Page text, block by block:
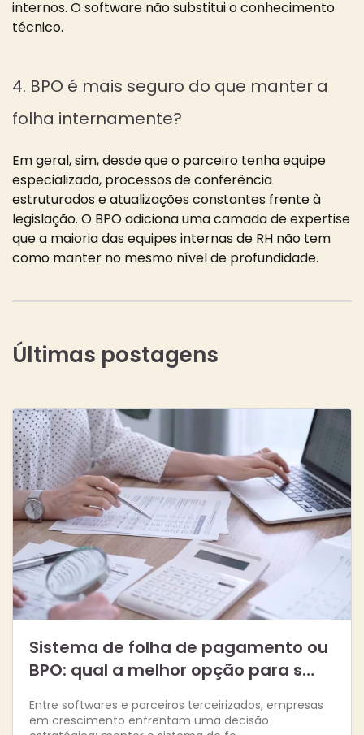
internos. O software não substitui o conhecimento
técnico.
4. BPO é mais seguro do que manter a
folha internamente?
Em geral, sim, desde que o parceiro tenha equipe
especializada, processos de conferência
estruturados e atualizações constantes frente à
legislação. O BPO adiciona uma camada de expertise
que a maioria das equipes internas de RH não tem
como manter no mesmo nível de profundidade.
Últimas postagens
Sistema de folha de pagamento ou
BPO: qual a melhor opção para s…
Entre softwares e parceiros terceirizados, empresas
em crescimento enfrentam uma decisão